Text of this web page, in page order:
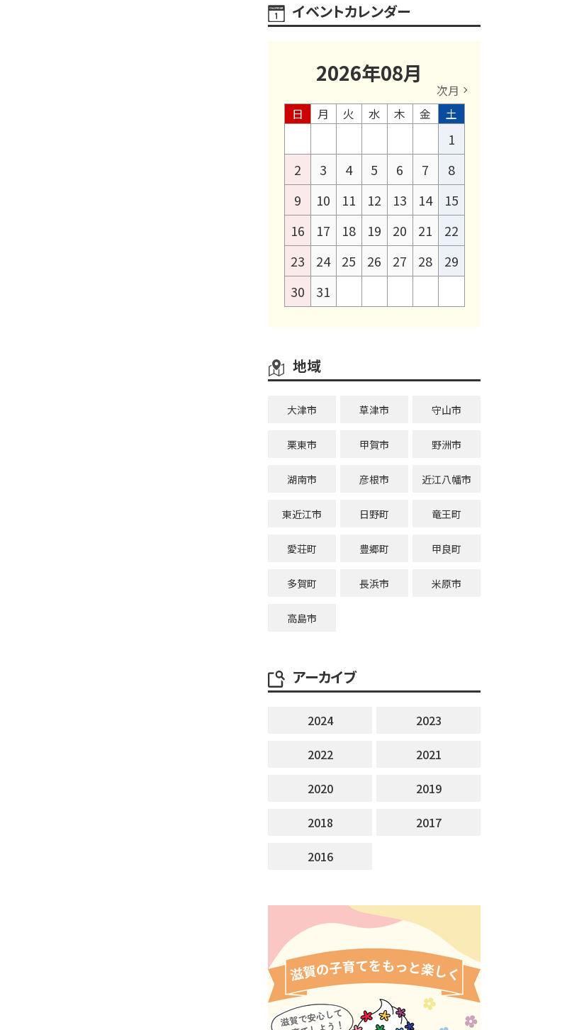
イベントカレンダー
2026年08月
次月
日
月 火 水 木 金 土
1
2
3 4 5 6 7
8
9
10 11 12 13 14
15
16
17 18 19 20 21
22
23
24 25 26 27 28
29
30
31
地域
大津市 草津市 守山市
栗東市 甲賀市 野洲市
湖南市 彦根市 近江八幡市
東近江市 日野町 竜王町
愛荘町 豊郷町 甲良町
多賀町 長浜市 米原市
高島市
アーカイブ
2024
2023
2022
2021
2020
2019
2018
2017
2016